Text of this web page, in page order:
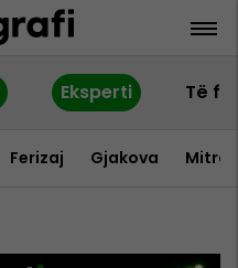
Eksperti Të
Ferizaj Gjakova